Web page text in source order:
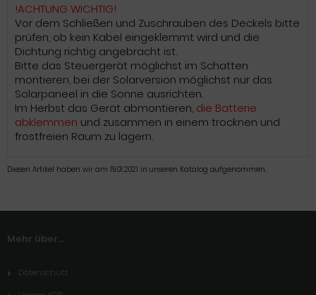
!ACHTUNG WICHTIG!
Vor dem Schließen und Zuschrauben des Deckels bitte
prüfen, ob kein Kabel eingeklemmt wird und die
Dichtung richtig angebracht ist.
Bitte das Steuergerät möglichst im Schatten
montieren, bei der Solarversion möglichst nur das
Solarpaneel in die Sonne ausrichten.
Im Herbst das Gerät abmontieren, die Batterie
abklemmen und zusammen in einem trocknen und
frostfreien Raum zu lagern.
Diesen Artikel haben wir am 19.01.2021 in unseren Katalog aufgenommen.
Mehr über...
Datenschutz